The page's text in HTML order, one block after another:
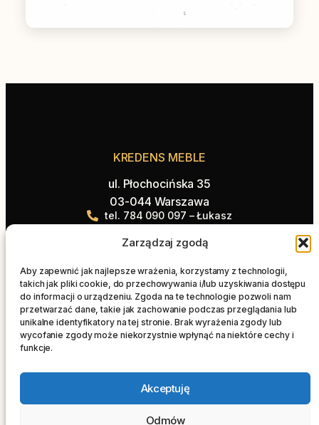
Zarządzaj zgodą
Aby zapewnić jak najlepsze wrażenia, korzystamy z technologii,
takich jak pliki cookie, do przechowywania i/lub uzyskiwania dostępu
do informacji o urządzeniu. Zgoda na te technologie pozwoli nam
przetwarzać dane, takie jak zachowanie podczas przeglądania lub
unikalne identyfikatory na tej stronie. Brak wyrażenia zgody lub
wycofanie zgody może niekorzystnie wpłynąć na niektóre cechy i
funkcje.
Akceptuję
Odmów
KREDENS MEBLE
ul. Płochocińska 35
03-044 Warszawa
tel. 784 090 097 – Łukasz
tel. 514 555 231 – Paweł
biuro@kredensmeble.pl
Oferta
Kuchnie
Łazienki
Blaty
Szafy wnękowe
Na skróty
Strona główna
Blog
Realizacje
STOLARZ WARSZAWA